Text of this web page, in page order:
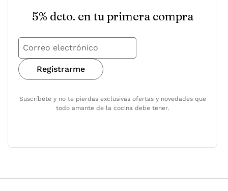
5% dcto. en tu primera compra
Registrarme
Suscríbete y no te pierdas exclusivas ofertas y novedades que
todo amante de la cocina debe tener.